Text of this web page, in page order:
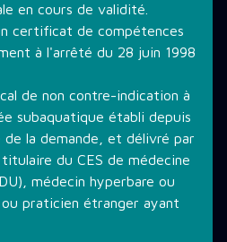
en cours de validité.
certificat de compétences
à l'arrêté du 28 juin 1998
de non contre-indication à
subaquatique établi depuis
de la demande, et délivré par
du CES de médecine
médecin hyperbare ou
praticien étranger ayant